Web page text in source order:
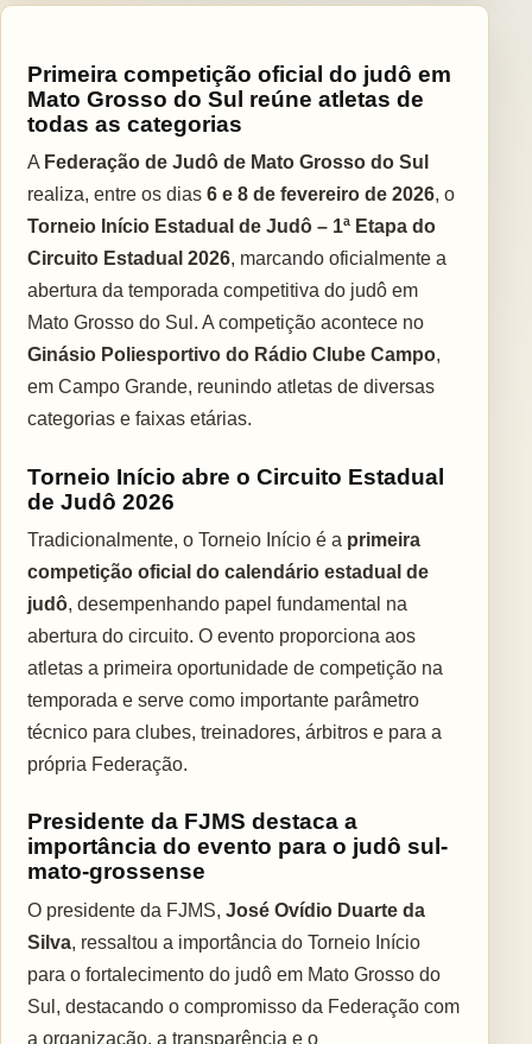
Primeira competição oficial do judô em
Mato Grosso do Sul reúne atletas de
todas as categorias
A Federação de Judô de Mato Grosso do Sul
realiza, entre os dias 6 e 8 de fevereiro de 2026, o
Torneio Início Estadual de Judô – 1ª Etapa do
Circuito Estadual 2026, marcando oficialmente a
abertura da temporada competitiva do judô em
Mato Grosso do Sul. A competição acontece no
Ginásio Poliesportivo do Rádio Clube Campo,
em Campo Grande, reunindo atletas de diversas
categorias e faixas etárias.
Torneio Início abre o Circuito Estadual
de Judô 2026
Tradicionalmente, o Torneio Início é a primeira
competição oficial do calendário estadual de
judô, desempenhando papel fundamental na
abertura do circuito. O evento proporciona aos
atletas a primeira oportunidade de competição na
temporada e serve como importante parâmetro
técnico para clubes, treinadores, árbitros e para a
própria Federação.
Presidente da FJMS destaca a
importância do evento para o judô sul-
mato-grossense
O presidente da FJMS, José Ovídio Duarte da
Silva, ressaltou a importância do Torneio Início
para o fortalecimento do judô em Mato Grosso do
Sul, destacando o compromisso da Federação com
a organização, a transparência e o